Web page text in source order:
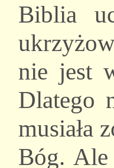
Biblia
nie jest
Dlatego
musiała
Bóg. Ale